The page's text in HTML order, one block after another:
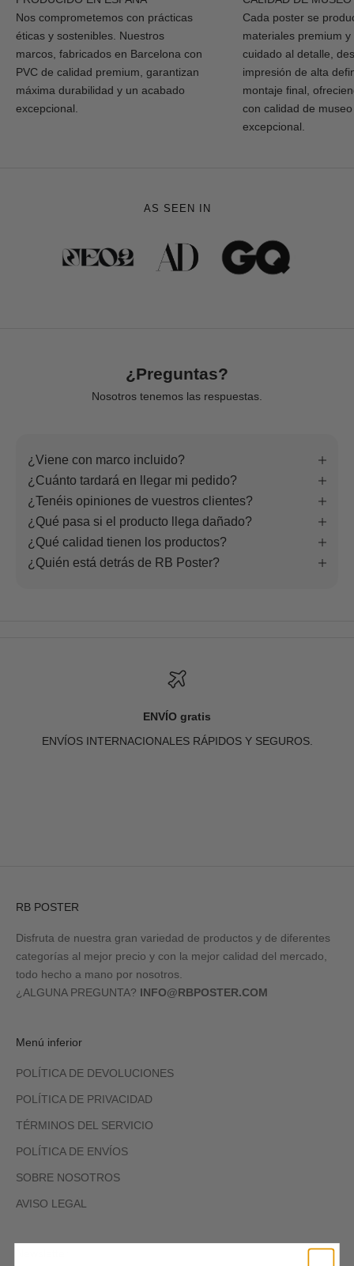
Nos comprometemos con prácticas
éticas y sostenibles. Nuestros
marcos, fabricados en Barcelona con
PVC de calidad premium, garantizan
máxima durabilidad y un acabado
excepcional.
Cada poster se
materiales premium
cuidado al detalle,
impresión de alta
montaje final,
con calidad de
excepcional.
AS SEEN IN
¿Preguntas?
Nosotros tenemos las respuestas.
¿Viene con marco incluido?
¿Cuánto tardará en llegar mi pedido?
¿Tenéis opiniones de vuestros clientes?
¿Qué pasa si el producto llega dañado?
¿Qué calidad tienen los productos?
¿Quién está detrás de RB Poster?
ENVÍO gratis
ENVÍOS INTERNACIONALES RÁPIDOS Y SEGUROS.
RB POSTER
Disfruta de nuestra gran variedad de productos y de diferentes
categorías al mejor precio y con la mejor calidad del mercado,
todo hecho a mano por nosotros.
¿ALGUNA PREGUNTA? INFO@RBPOSTER.COM
Menú inferior
POLÍTICA DE DEVOLUCIONES
POLÍTICA DE PRIVACIDAD
TÉRMINOS DEL SERVICIO
POLÍTICA DE ENVÍOS
SOBRE NOSOTROS
AVISO LEGAL